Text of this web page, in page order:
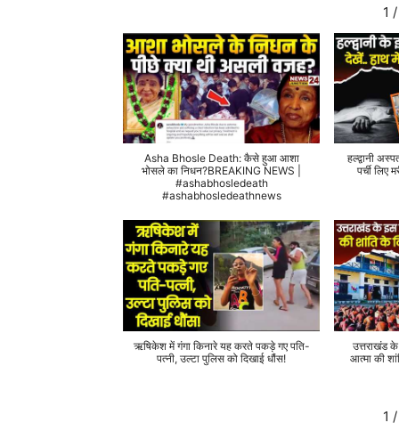
1 /
Asha Bhosle Death: कैसे हुआ आशा
भोसले का निधन?BREAKING NEWS |
#ashabhosledeath
#ashabhosledeathnews
हल्द्वानी
पर्ची
ऋषिकेश में गंगा किनारे यह करते पकड़े गए पति-
पत्नी, उल्टा पुलिस को दिखाई धौंस!
उत्तराखंड
आत्मा की
1 /